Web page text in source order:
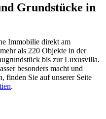
Grundstücke in
Immobilie direkt am
als 220 Objekte in der
bis zur Luxusvilla.
besonders macht und
finden Sie auf unserer Seite
.